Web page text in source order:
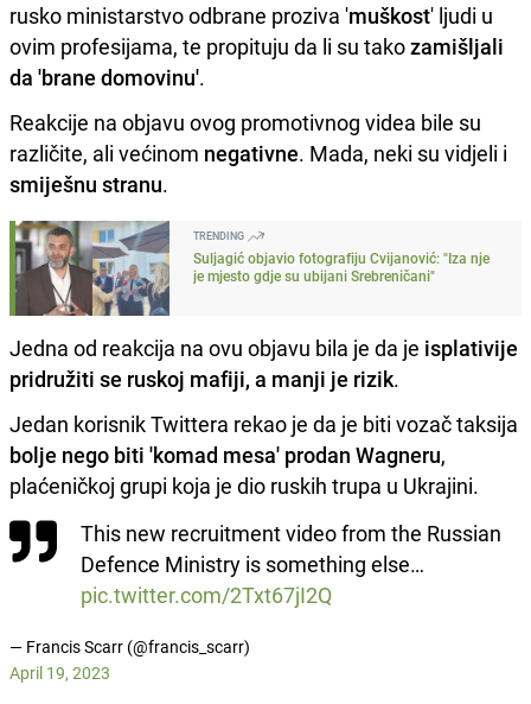
rusko ministarstvo odbrane proziva 'muškost' ljudi u
ovim profesijama, te propituju da li su takozamišljali
da 'brane domovinu'.
Reakcije na objavu ovog promotivnog videa bile su
različite, ali većinom negativne. Mada, neki su vidjeli i
smiješnu stranu.
TRENDING
Suljagić objavio fotografiju Cvijanović: "Iza nje
je mjesto gdje su ubijani Srebreničani"
Jedna od reakcija na ovu objavu bila je da je isplativije
pridružiti se ruskoj mafiji, a manji je rizik.
Jedan korisnik Twittera rekao je da je biti vozač taksija
bolje nego biti 'komad mesa' prodan Wagneru,
plaćeničkoj grupi koja je dio ruskih trupa u Ukrajini.
This new recruitment video from the Russian
Defence Ministry is something else…
pic.twitter.com/2Txt67jI2Q
— Francis Scarr (@francis_scarr)
April 19, 2023